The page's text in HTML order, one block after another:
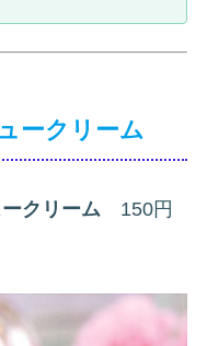
ークリーム
クリーム 150円